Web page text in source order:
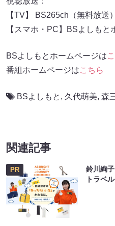
【TV】 BS265ch（無料放送）
【スマホ・PC】BSよしもと
BSよしもとホームページは
番組ホームページはこちら
BSよしもと , 久代萌美, 森
関連記事
PR
鈴川絢
トラベ